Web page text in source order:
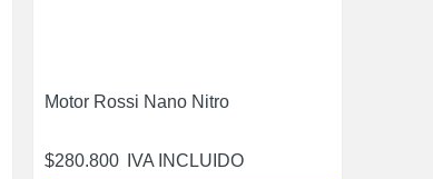
Motor Rossi Nano Nitro
$280.800 IVA INCLUIDO